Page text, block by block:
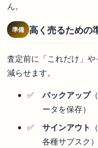
ん。
準備 高く売るための
査定前に「これだけ」
減らせます。
バックアップ
ータを保存）
サインアウト
各種サブスク）